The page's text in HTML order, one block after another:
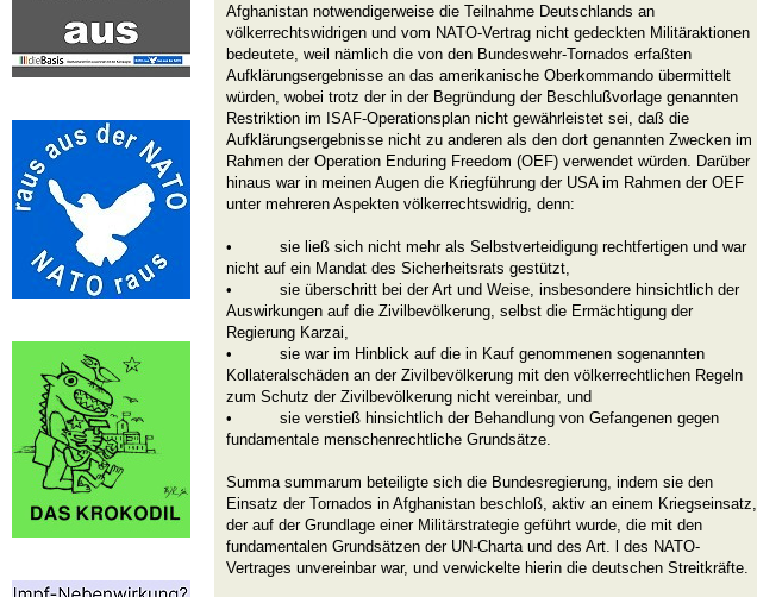
Afghanistan notwendigerweise die Teilnahme Deutschlands an
völkerrechtswidrigen und vom NATO-Vertrag nicht gedeckten Militäraktionen
bedeutete, weil nämlich die von den Bundeswehr-Tornados erfaßten
Aufklärungsergebnisse an das amerikanische Oberkommando übermittelt
würden, wobei trotz der in der Begründung der Beschlußvorlage genannten
Restriktion im ISAF-Operationsplan nicht gewährleistet sei, daß die
Aufklärungsergebnisse nicht zu anderen als den dort genannten Zwecken im
Rahmen der Operation Enduring Freedom (OEF) verwendet würden. Darüber
hinaus war in meinen Augen die Kriegführung der USA im Rahmen der OEF
unter mehreren Aspekten völkerrechtswidrig, denn:
• sie ließ sich nicht mehr als Selbstverteidigung rechtfertigen und war
nicht auf ein Mandat des Sicherheitsrats gestützt,
• sie überschritt bei der Art und Weise, insbesondere hinsichtlich der
Auswirkungen auf die Zivilbevölkerung, selbst die Ermächtigung der
Regierung Karzai,
• sie war im Hinblick auf die in Kauf genommenen sogenannten
Kollateralschäden an der Zivilbevölkerung mit den völkerrechtlichen Regeln
zum Schutz der Zivilbevölkerung nicht vereinbar, und
• sie verstieß hinsichtlich der Behandlung von Gefangenen gegen
fundamentale menschenrechtliche Grundsätze.
Summa summarum beteiligte sich die Bundesregierung, indem sie den
Einsatz der Tornados in Afghanistan beschloß, aktiv an einem Kriegseinsatz,
der auf der Grundlage einer Militärstrategie geführt wurde, die mit den
fundamentalen Grundsätzen der UN-Charta und des Art. l des NATO-
Vertrages unvereinbar war, und verwickelte hierin die deutschen Streitkräfte.